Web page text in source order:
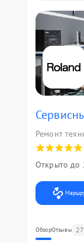
Ремонт
Открыто до
ОбзорОтзывы